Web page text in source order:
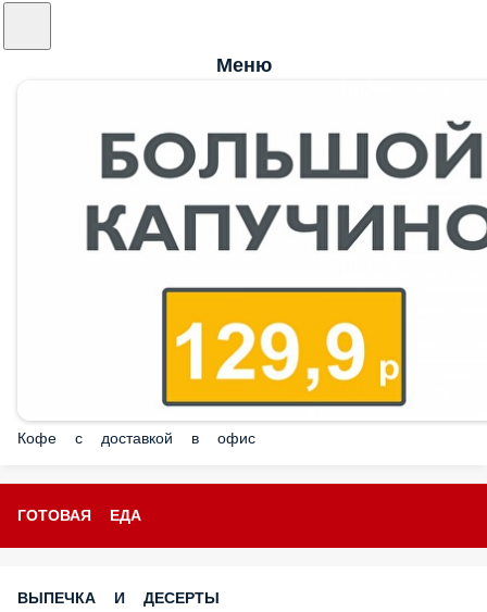
Меню
Кофе с доставкой в офис
ГОТОВАЯ ЕДА
ВЫПЕЧКА И ДЕСЕРТЫ